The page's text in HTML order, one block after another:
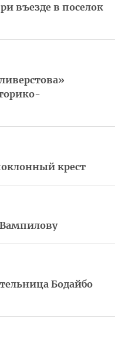
въезде в поселок
крест
Бодайбо